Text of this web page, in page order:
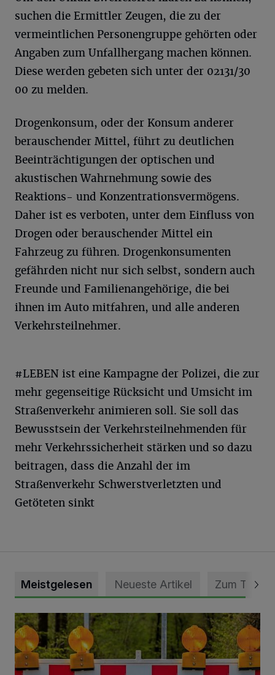
suchen die Ermittler Zeugen, die zu der
vermeintlichen Personengruppe gehörten oder
Angaben zum Unfallhergang machen können.
Diese werden gebeten sich unter der 02131/30
00 zu melden.
Drogenkonsum, oder der Konsum anderer
berauschender Mittel, führt zu deutlichen
Beeinträchtigungen der optischen und
akustischen Wahrnehmung sowie des
Reaktions- und Konzentrationsvermögens.
Daher ist es verboten, unter dem Einfluss von
Drogen oder berauschender Mittel ein
Fahrzeug zu führen. Drogenkonsumenten
gefährden nicht nur sich selbst, sondern auch
Freunde und Familienangehörige, die bei
ihnen im Auto mitfahren, und alle anderen
Verkehrsteilnehmer.
#LEBEN ist eine Kampagne der Polizei, die zur
mehr gegenseitige Rücksicht und Umsicht im
Straßenverkehr animieren soll. Sie soll das
Bewusstsein der Verkehrsteilnehmenden für
mehr Verkehrssicherheit stärken und so dazu
beitragen, dass die Anzahl der im
Straßenverkehr Schwerstverletzten und
Getöteten sinkt
Meistgelesen Neueste Artikel Zum Thema
Vollsperrung der Talstraße in Grevenbroich-Kapellen